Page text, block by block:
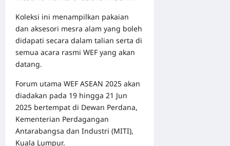
Koleksi ini menampilkan pakaian
dan aksesori mesra alam yang boleh
didapati secara dalam talian serta di
semua acara rasmi WEF yang akan
datang.
Forum utama WEF ASEAN 2025 akan
diadakan pada 19 hingga 21 Jun
2025 bertempat di Dewan Perdana,
Kementerian Perdagangan
Antarabangsa dan Industri (MITI),
Kuala Lumpur.